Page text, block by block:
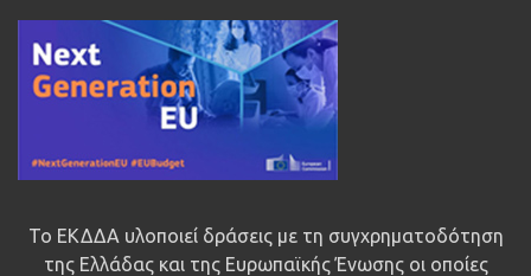
Το ΕΚΔΔΑ υλοποιεί δράσεις με τη συγχρηματοδότηση
της Ελλάδας και της Ευρωπαϊκής Ένωσης οι οποίες